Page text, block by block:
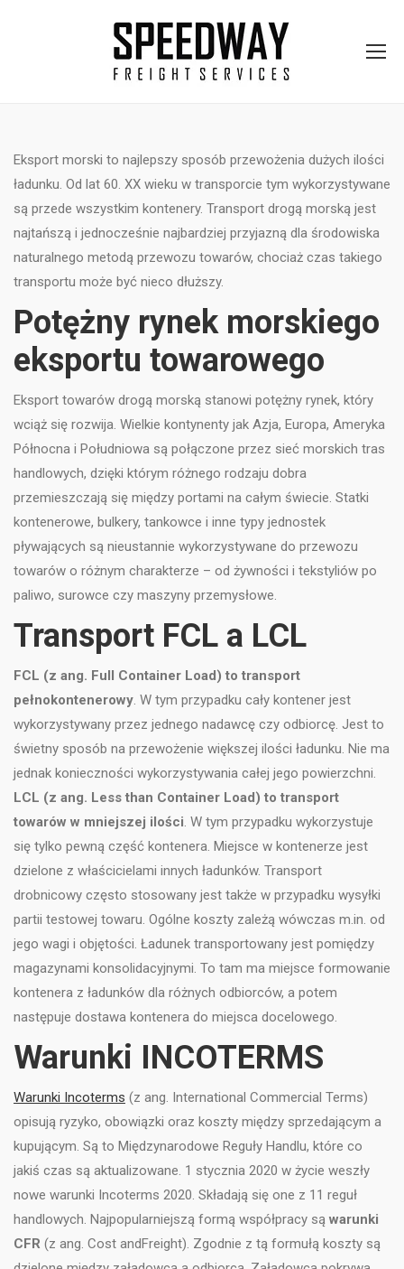
Eksport morski to najlepszy sposób przewożenia dużych ilości
ładunku. Od lat 60. XX wieku w transporcie tym wykorzystywane
są przede wszystkim kontenery. Transport drogą morską jest
najtańszą i jednocześnie najbardziej przyjazną dla środowiska
naturalnego metodą przewozu towarów, chociaż czas takiego
transportu może być nieco dłuższy.
Potężny rynek morskiego
eksportu towarowego
Eksport towarów drogą morską stanowi potężny rynek, który
wciąż się rozwija. Wielkie kontynenty jak Azja, Europa, Ameryka
Północna i Południowa są połączone przez sieć morskich tras
handlowych, dzięki którym różnego rodzaju dobra
przemieszczają się między portami na całym świecie. Statki
kontenerowe, bulkery, tankowce i inne typy jednostek
pływających są nieustannie wykorzystywane do przewozu
towarów o różnym charakterze – od żywności i tekstyliów po
paliwo, surowce czy maszyny przemysłowe.
Transport FCL a LCL
FCL (z ang. Full Container Load) to transport
pełnokontenerowy. W tym przypadku cały kontener jest
wykorzystywany przez jednego nadawcę czy odbiorcę. Jest to
świetny sposób na przewożenie większej ilości ładunku. Nie ma
jednak konieczności wykorzystywania całej jego powierzchni.
LCL (z ang. Less than Container Load) to transport
towarów w mniejszej ilości. W tym przypadku wykorzystuje
się tylko pewną część kontenera. Miejsce w kontenerze jest
dzielone z właścicielami innych ładunków. Transport
drobnicowy często stosowany jest także w przypadku wysyłki
partii testowej towaru. Ogólne koszty zależą wówczas m.in. od
jego wagi i objętości. Ładunek transportowany jest pomiędzy
magazynami konsolidacyjnymi. To tam ma miejsce formowanie
kontenera z ładunków dla różnych odbiorców, a potem
następuje dostawa kontenera do miejsca docelowego.
Warunki INCOTERMS
Warunki Incoterms (z ang. International Commercial Terms)
opisują ryzyko, obowiązki oraz koszty między sprzedającym a
kupującym. Są to Międzynarodowe Reguły Handlu, które co
jakiś czas są aktualizowane. 1 stycznia 2020 w życie weszły
nowe warunki Incoterms 2020. Składają się one z 11 reguł
handlowych. Najpopularniejszą formą współpracy są warunki
CFR (z ang. Cost andFreight). Zgodnie z tą formułą koszty są